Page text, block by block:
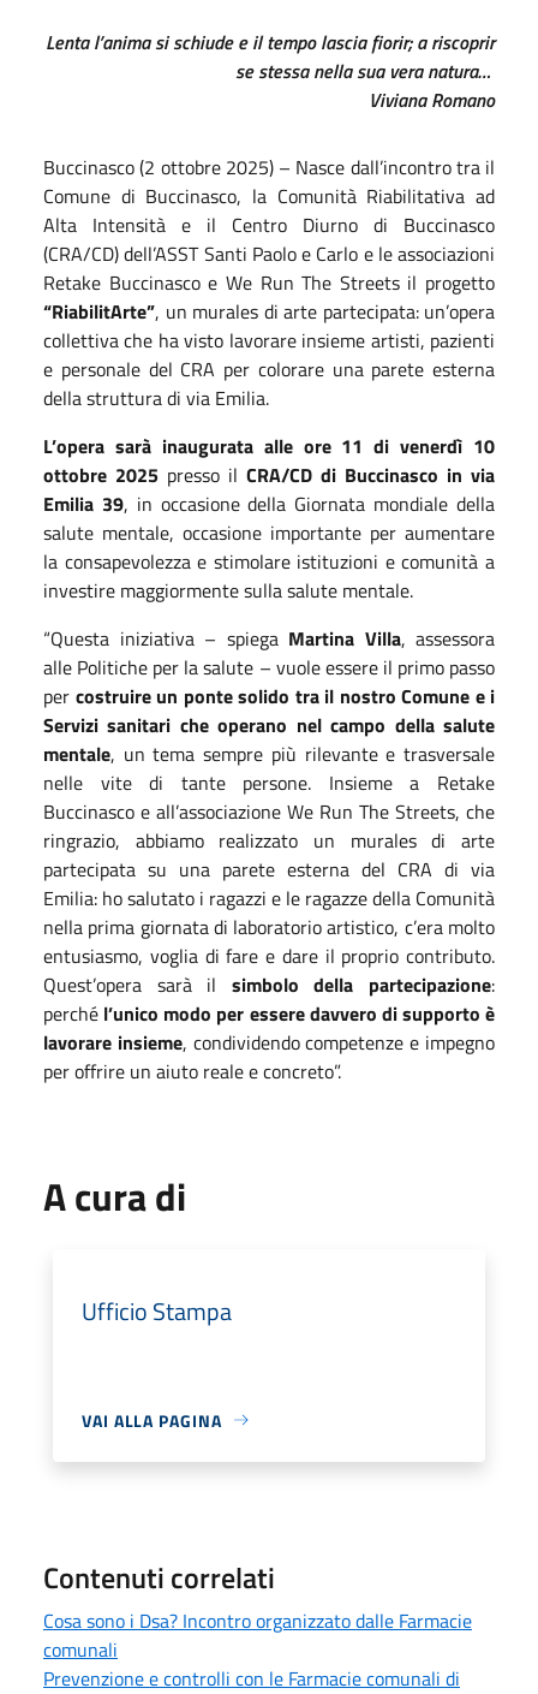
Lenta l’anima si schiude e il tempo lascia fiorir; a riscoprir
se stessa nella sua vera natura…
Viviana Romano
Buccinasco (2 ottobre 2025) – Nasce dall’incontro tra il
Comune di Buccinasco, la Comunità Riabilitativa ad
Alta Intensità e il Centro Diurno di Buccinasco
(CRA/CD) dell’ASST Santi Paolo e Carlo e le associazioni
Retake Buccinasco e We Run The Streets il progetto
“RiabilitArte”, un murales di arte partecipata: un’opera
collettiva che ha visto lavorare insieme artisti, pazienti
e personale del CRA per colorare una parete esterna
della struttura di via Emilia.
L’opera sarà inaugurata alle ore 11 di venerdì 10
ottobre 2025 presso il CRA/CD di Buccinasco in via
Emilia 39, in occasione della Giornata mondiale della
salute mentale, occasione importante per aumentare
la consapevolezza e stimolare istituzioni e comunità a
investire maggiormente sulla salute mentale.
“Questa iniziativa – spiega Martina Villa, assessora
alle Politiche per la salute – vuole essere il primo passo
per costruire un ponte solido tra il nostro Comune e i
Servizi sanitari che operano nel campo della salute
mentale, un tema sempre più rilevante e trasversale
nelle vite di tante persone. Insieme a Retake
Buccinasco e all’associazione We Run The Streets, che
ringrazio, abbiamo realizzato un murales di arte
partecipata su una parete esterna del CRA di via
Emilia: ho salutato i ragazzi e le ragazze della Comunità
nella prima giornata di laboratorio artistico, c’era molto
entusiasmo, voglia di fare e dare il proprio contributo.
Quest’opera sarà il simbolo della partecipazione:
perché l’unico modo per essere davvero di supporto è
lavorare insieme, condividendo competenze e impegno
per offrire un aiuto reale e concreto”.
A cura di
Ufficio Stampa
VAI ALLA PAGINA
Contenuti correlati
Cosa sono i Dsa? Incontro organizzato dalle Farmacie
comunali
Prevenzione e controlli con le Farmacie comunali di